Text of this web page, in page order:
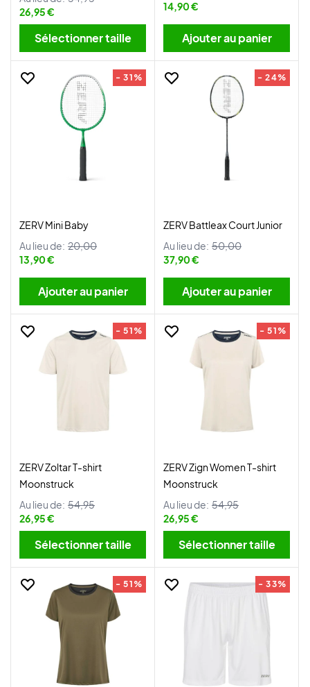
26,95 €
Sélectionner taille
14,90 €
Ajouter au panier
- 31%
ZERV Mini Baby
Au lieu de: 20,00
13,90 €
Ajouter au panier
- 24%
ZERV Battleax Court Junior
Au lieu de: 50,00
37,90 €
Ajouter au panier
- 51%
ZERV Zoltar T-shirt
Moonstruck
Au lieu de: 54,95
26,95 €
Sélectionner taille
- 51%
ZERV Zign Women T-shirt
Moonstruck
Au lieu de: 54,95
26,95 €
Sélectionner taille
- 51% - 33%